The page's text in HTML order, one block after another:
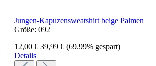
Jungen-Kapuzensweatshirt beige Palmen
Größe: 092
12,00 € 39,99 € (69.99% gespart)
Details